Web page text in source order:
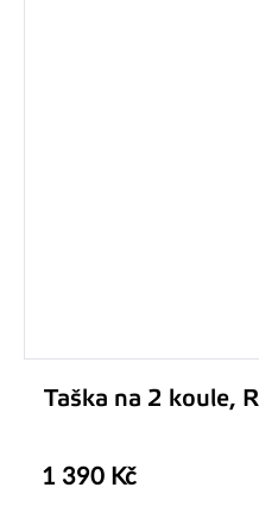
Taška na 2 koule,
1 390 Kč